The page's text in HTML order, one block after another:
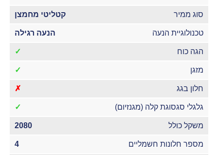
סוג ממיר קטליטי מחמצן
טכנולוגיית הנעה הנעה רגילה
הגה כוח ✓
מזגן ✓
חלון בגג ✗
גלגלי סגסוגת קלה (מגנזיום) ✓
משקל כולל 2080
מספר חלונות חשמליים 4